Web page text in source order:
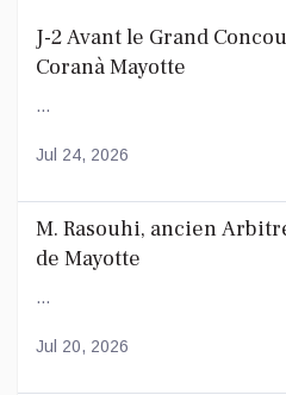
J-2 Avant le Grand
Coranà Mayotte
...
Jul 24, 2026
M. Rasouhi, ancien
de Mayotte
...
Jul 20, 2026